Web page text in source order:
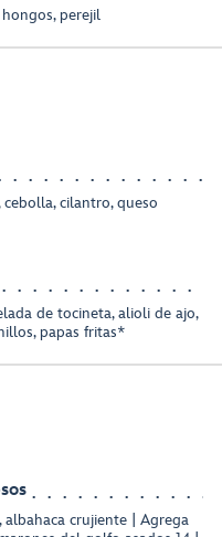
perejil
cilantro, queso
de tocineta, alioli de ajo,
papas fritas*
albahaca crujiente | Agrega